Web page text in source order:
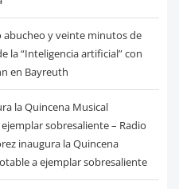
abucheo y veinte minutos de
la “Inteligencia artificial” con
en Bayreuth
la Quincena Musical
sobresaliente – Radio
inaugura la Quincena
a ejemplar sobresaliente